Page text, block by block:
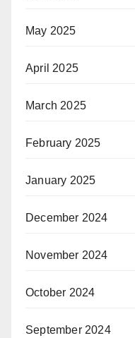
May 2025
April 2025
March 2025
February 2025
January 2025
December 2024
November 2024
October 2024
September 2024